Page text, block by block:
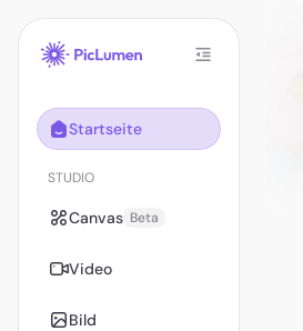
Startseite
STUDIO
Canvas Beta
Video
Bild